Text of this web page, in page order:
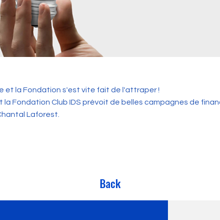
et la Fondation s'est vite fait de l'attraper !
Fondation Club IDS prévoit de belles campagnes de
Laforest.
Back